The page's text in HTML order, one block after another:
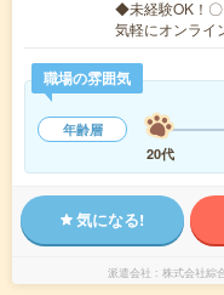
◆未経験OK！〇
気軽にオンラ
職場の雰囲気
年齢層
20代
気になる!
派遣会社 株式会社綜